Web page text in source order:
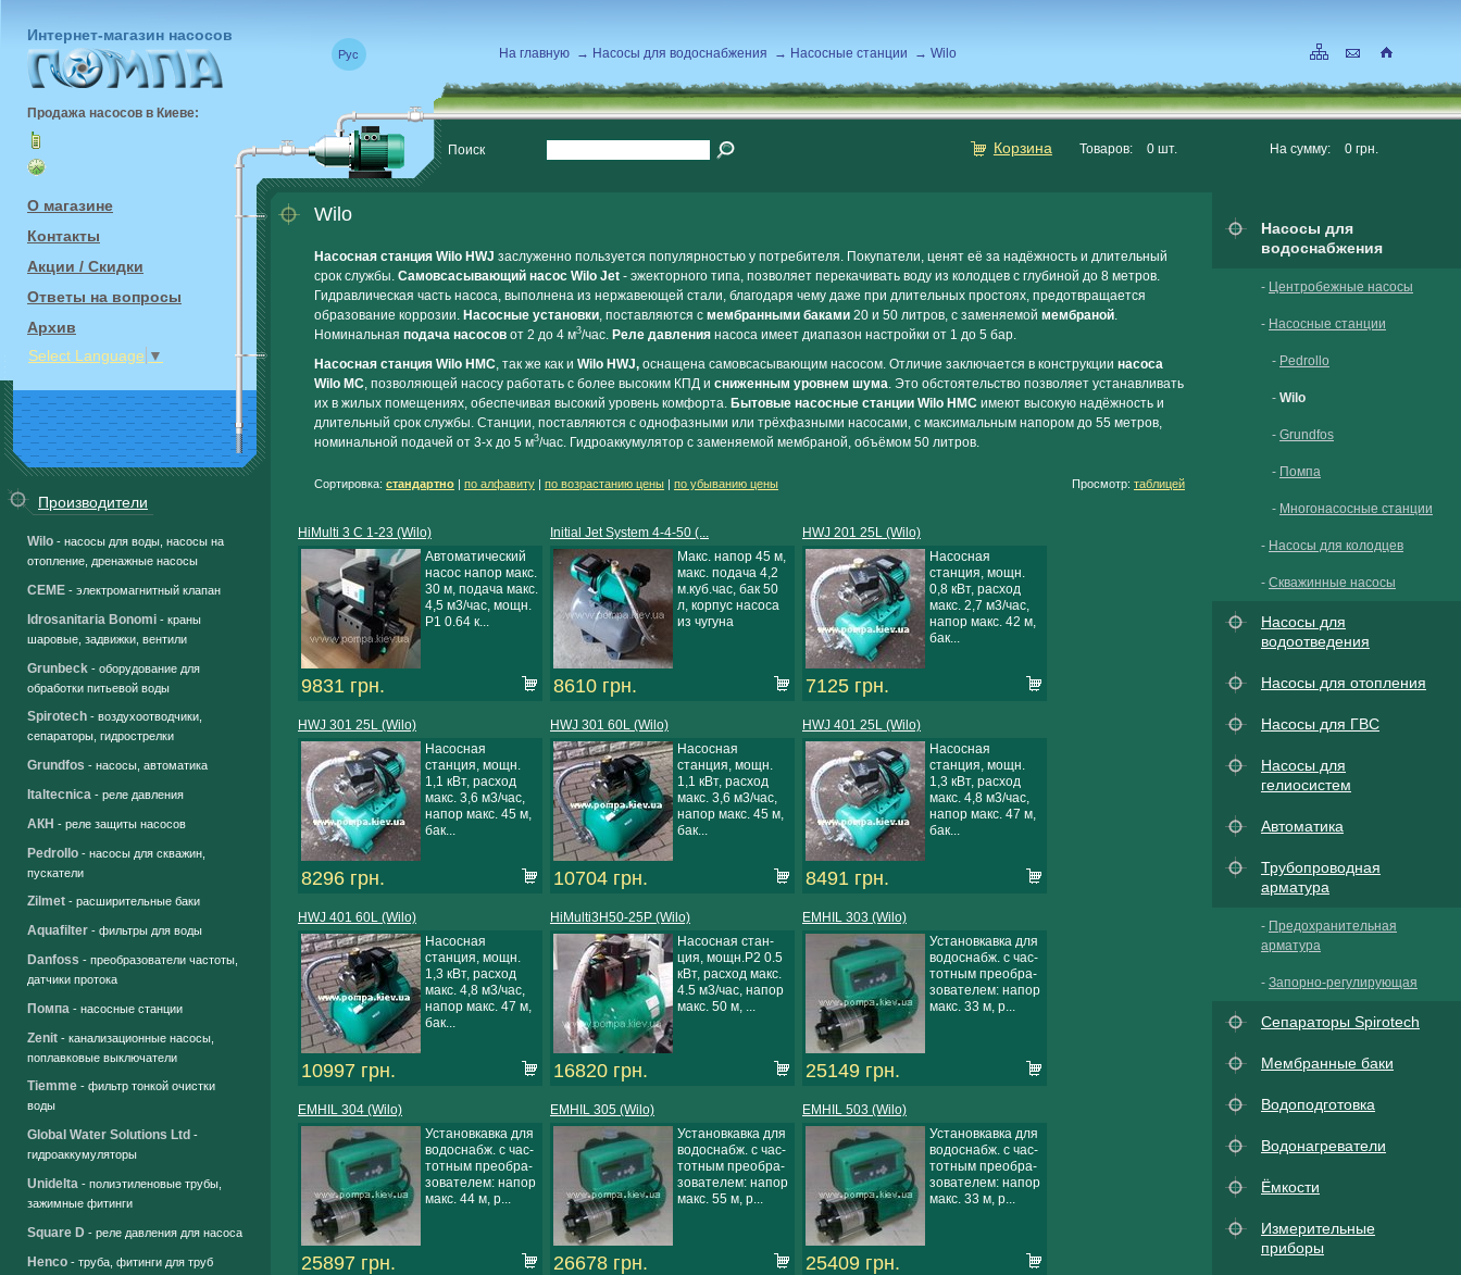
Интернет-магазин насосов
Продажа насосов в Киеве:
О магазине
Контакты
Акции / Скидки
Ответы на вопросы
Архив
Select Language ▼
Производители
Wilo - насосы для воды, насосы на
отопление, дренажные насосы
CEME - электромагнитный клапан
Idrosanitaria Bonomi - краны
шаровые, задвижки, вентили
Grunbeck - оборудование для
обработки питьевой воды
Spirotech - воздухоотводчики,
сепараторы, гидрострелки
Grundfos - насосы, автоматика
Italtecnica - реле давления
АКН - реле защиты насосов
Pedrollo - насосы для скважин,
пускатели
Zilmet - расширительные баки
Aquafilter - фильтры для воды
Danfoss - преобразователи частоты,
датчики протока
Помпа - насосные станции
Zenit - канализационные насосы,
поплавковые выключатели
Tiemme - фильтр тонкой очистки
воды
Global Water Solutions Ltd -
гидроаккумуляторы
Unidelta - полиэтиленовые трубы,
зажимные фитинги
Square D - реле давления для насоса
Henco - труба, фитинги для труб
Рус На главную → Насосы для водоснабжения → Насосные станции → Wilo
Корзина Товаров: 0шт. На сумму: 0грн.
Поиск
Насосы для
водоснабжения
- Центробежные насосы
- Насосные станции
- Pedrollo
- Wilo
- Grundfos
- Помпа
- Многонасосные станции
- Насосы для колодцев
- Скважинные насосы
Насосы для
водоотведения
Насосы для отопления
Насосы для ГВС
Насосы для
гелиосистем
Автоматика
Трубопроводная
арматура
- Предохранительная
арматура
- Запорно-регулирующая
Сепараторы Spirotech
Мембранные баки
Водоподготовка
Водонагреватели
Ёмкости
Измерительные
приборы
Wilo
Насосная станция Wilo HWJ заслуженно пользуется популярностью у потребителя. Покупатели, ценят её за надёжность и длительный
срок службы. Самовсасывающий насос Wilo Jet - эжекторного типа, позволяет перекачивать воду из колодцев с глубиной до 8 метров.
Гидравлическая часть насоса, выполнена из нержавеющей стали, благодаря чему даже при длительных простоях, предотвращается
образование коррозии. Насосные установки , поставляются с мембранными баками 20 и 50 литров, с заменяемой мембраной
Номинальная подача насосов от 2 до 4 м3/час. Реле давления насоса имеет диапазон настройки от 1 до 5 бар.
Насосная станция Wilo HMC, так же как и Wilo HWJ, оснащена самовсасывающим насосом. Отличие заключается в конструкции насоса
Wilo MC, позволяющей насосу работать с более высоким КПД и сниженным уровнем шума. Это обстоятельство позволяет устанавливать
их в жилых помещениях, обеспечивая высокий уровень комфорта. Бытовые насосные станции Wilo HMC имеют высокую надёжность и
длительный срок службы. Станции, поставляются с однофазными или трёхфазными насосами, с максимальным напором до 55 метров,
номинальной подачей от 3-х до 5 м3/час. Гидроаккумулятор с заменяемой мембраной, объёмом 50 литров.
Сортировка: стандартно | по алфавиту | по возрастанию цены | по убыванию цены Просмотр: таблицей
HiMulti 3 C 1-23 (Wilo)
Автоматический
насос напор макс.
30 м, подача макс.
4,5 м3/час, мощн.
P1 0.64 к...
9831 грн.
Initial Jet System 4-4-50 (...
Макс. напор 45 м,
макс. подача 4,2
м.куб.час, бак 50
л, корпус насоса
из чугуна
8610 грн.
HWJ 201 25L (Wilo)
Насосная
станция, мощн.
0,8 кВт, расход
макс. 2,7 м3/час,
напор макс. 42 м,
бак...
7125 грн.
HWJ 301 25L (Wilo)
Насосная
станция, мощн.
1,1 кВт, расход
макс. 3,6 м3/час,
напор макс. 45 м,
бак...
8296 грн.
HWJ 301 60L (Wilo)
Насосная
станция, мощн.
1,1 кВт, расход
макс. 3,6 м3/час,
напор макс. 45 м,
бак...
10704 грн.
HWJ 401 25L (Wilo)
Насосная
станция, мощн.
1,3 кВт, расход
макс. 4,8 м3/час,
напор макс. 47 м,
бак...
8491 грн.
HWJ 401 60L (Wilo)
Насосная
станция, мощн.
1,3 кВт, расход
макс. 4,8 м3/час,
напор макс. 47 м,
бак...
10997 грн.
HiMulti3H50-25P (Wilo)
Насосная стан-
ция, мощн.P2 0.5
кВт, расход макс.
4.5 м3/час, напор
макс. 50 м, ...
16820 грн.
EMHIL 303 (Wilo)
Установкавка для
водоснабж. с час-
тотным преобра-
зователем: напор
макс. 33 м, р...
25149 грн.
EMHIL 304 (Wilo)
Установкавка для
водоснабж. с час-
тотным преобра-
зователем: напор
макс. 44 м, р...
25897 грн.
EMHIL 305 (Wilo)
Установкавка для
водоснабж. с час-
тотным преобра-
зователем: напор
макс. 55 м, р...
26678 грн.
EMHIL 503 (Wilo)
Установкавка для
водоснабж. с час-
тотным преобра-
зователем: напор
макс. 33 м, р...
25409 грн.